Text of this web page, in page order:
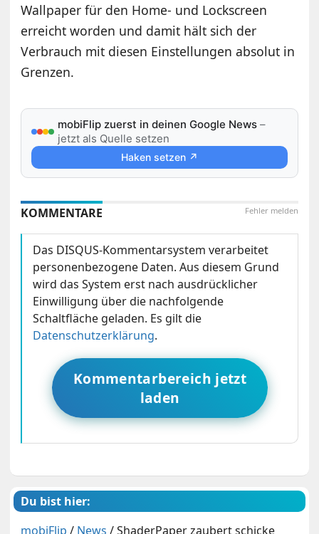
Wallpaper für den Home- und Lockscreen
erreicht worden und damit hält sich der
Verbrauch mit diesen Einstellungen absolut in
Grenzen.
mobiFlip zuerst in deinen Google News –
jetzt als Quelle setzen
Haken setzen ↗
Fehler melden
KOMMENTARE
Das DISQUS-Kommentarsystem verarbeitet
personenbezogene Daten. Aus diesem Grund
wird das System erst nach ausdrücklicher
Einwilligung über die nachfolgende
Schaltfläche geladen. Es gilt die
Datenschutzerklärung.
Kommentarbereich jetzt
laden
Du bist hier:
mobiFlip / News /ShaderPaper zaubert schicke